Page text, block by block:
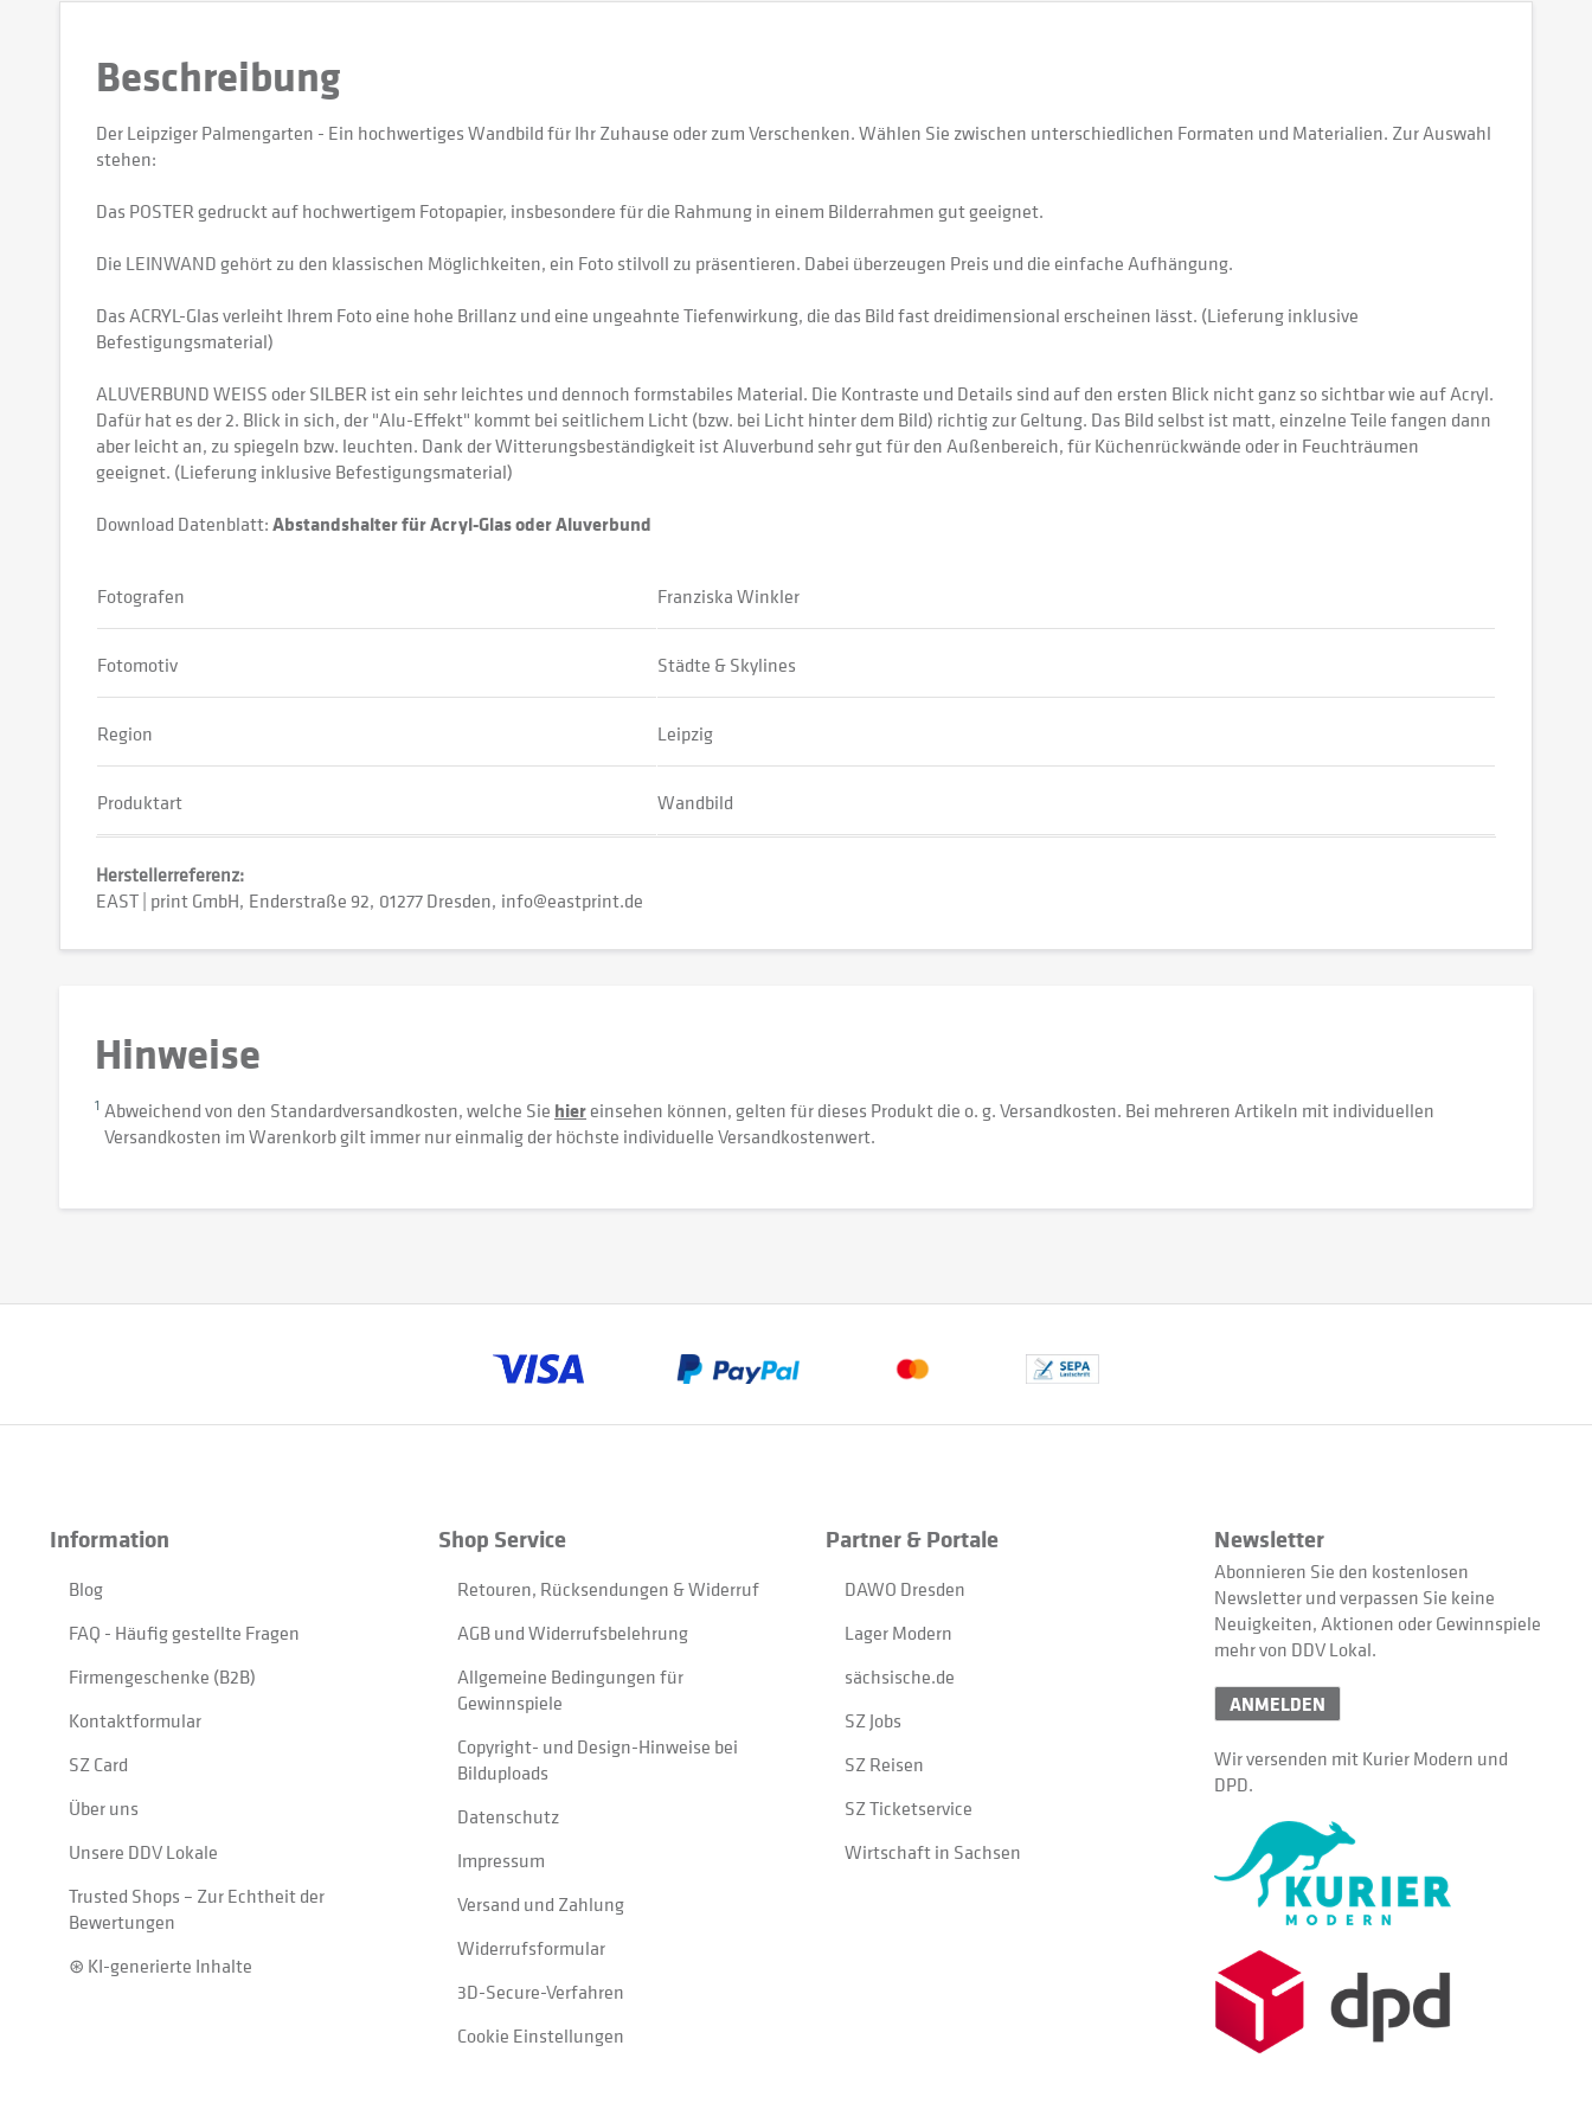
Beschreibung
Der Leipziger Palmengarten - Ein hochwertiges Wandbild für Ihr Zuhause oder zum Verschenken. Wählen Sie zwischen unterschiedlichen Formaten und Materialien. Zur Auswahl
stehen:
Das POSTER gedruckt auf hochwertigem Fotopapier, insbesondere für die Rahmung in einem Bilderrahmen gut geeignet.
Die LEINWAND gehört zu den klassischen Möglichkeiten, ein Foto stilvoll zu präsentieren. Dabei überzeugen Preis und die einfache Aufhängung.
Das ACRYL-Glas verleiht Ihrem Foto eine hohe Brillanz und eine ungeahnte Tiefenwirkung, die das Bild fast dreidimensional erscheinen lässt. (Lieferung inklusive
Befestigungsmaterial)
ALUVERBUND WEISS oder SILBER ist ein sehr leichtes und dennoch formstabiles Material. Die Kontraste und Details sind auf den ersten Blick nicht ganz so sichtbar wie auf Acryl.
Dafür hat es der 2. Blick in sich, der "Alu-Effekt" kommt bei seitlichem Licht (bzw. bei Licht hinter dem Bild) richtig zur Geltung. Das Bild selbst ist matt, einzelne Teile fangen dann
aber leicht an, zu spiegeln bzw. leuchten. Dank der Witterungsbeständigkeit ist Aluverbund sehr gut für den Außenbereich, für Küchenrückwände oder in Feuchträumen
geeignet. (Lieferung inklusive Befestigungsmaterial)
Download Datenblatt:Abstandshalter für Acryl-Glas oder Aluverbund
Fotografen Franziska Winkler
Fotomotiv Städte & Skylines
Region Leipzig
Produktart Wandbild
Herstellerreferenz:
EAST | print GmbH Enderstraße 92 01277 Dresden info@eastprint.de
Hinweise
1 Abweichend von den Standardversandkosten, welche Sie hiereinsehen können, gelten für dieses Produkt die o. g. Versandkosten. Bei mehreren Artikeln mit individuellen
Versandkosten im Warenkorb gilt immer nur einmalig der höchste individuelle Versandkostenwert.
Information
Blog
FAQ - Häufig gestellte Fragen
Firmengeschenke (B2B)
Kontaktformular
SZ Card
Über uns
Unsere DDV Lokale
Trusted Shops – Zur Echtheit der
Bewertungen
⊛ KI-generierte Inhalte
Shop Service
Retouren, Rücksendungen & Widerruf
AGB und Widerrufsbelehrung
Allgemeine Bedingungen für
Gewinnspiele
Copyright- und Design-Hinweise bei
Bilduploads
Datenschutz
Impressum
Versand und Zahlung
Widerrufsformular
3D-Secure-Verfahren
Cookie Einstellungen
Partner & Portale
DAWO Dresden
Lager Modern
sächsische.de
SZ Jobs
SZ Reisen
SZ Ticketservice
Wirtschaft in Sachsen
Newsletter
Abonnieren Sie den kostenlosen
Newsletter und verpassen Sie keine
Neuigkeiten, Aktionen oder Gewinnspiele
mehr von DDV Lokal.
ANMELDEN
Wir versenden mit Kurier Modern und
DPD.